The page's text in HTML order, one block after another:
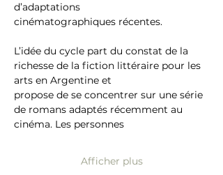
d’adaptations
cinématographiques récentes.
L’idée du cycle part du constat de la
richesse de la fiction littéraire pour les
arts en Argentine et
propose de se concentrer sur une série
de romans adaptés récemment au
cinéma. Les personnes
Afficher plus